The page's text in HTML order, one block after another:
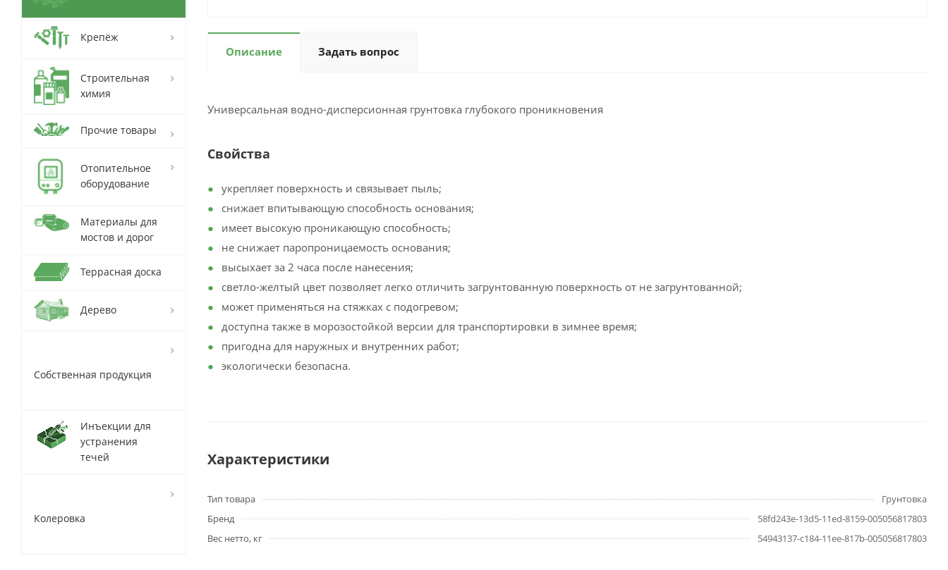
Описание Задать вопрос
Универсальная водно-дисперсионная грунтовка глубокого проникновения
Свойства
укрепляет поверхность и связывает пыль;
снижает впитывающую способность основания;
имеет высокую проникающую способность;
не снижает паропроницаемость основания;
высыхает за 2 часа после нанесения;
светло-желтый цвет позволяет легко отличить загрунтованную поверхность от не загрунтованной;
может применяться на стяжках с подогревом;
доступна также в морозостойкой версии для транспортировки в зимнее время;
пригодна для наружных и внутренних работ;
экологически безопасна.
Характеристики
Тип товара
Грунтовка
Бренд
58fd243e-13d5-11ed-8159-005056817803
Вес нетто, кг
54943137-c184-11ee-817b-005056817803
Крепёж
Строительная
химия
Прочие товары
Отопительное
оборудование
Материалы для
мостов и дорог
Террасная доска
Дерево
Собственная продукция
Инъекции для
устранения
течей
Колеровка